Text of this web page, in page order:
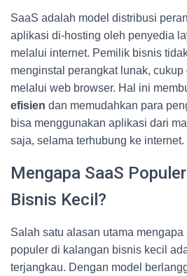
SaaS adalah model distribusi
aplikasi di-hosting oleh penyedia
melalui internet. Pemilik bisnis
menginstal perangkat lunak,
melalui web browser. Hal ini
efisien dan memudahkan para
bisa menggunakan aplikasi dari
saja, selama terhubung ke internet.
Mengapa SaaS
Bisnis Kecil?
Salah satu alasan utama
populer di kalangan bisnis kecil
terjangkau. Dengan model